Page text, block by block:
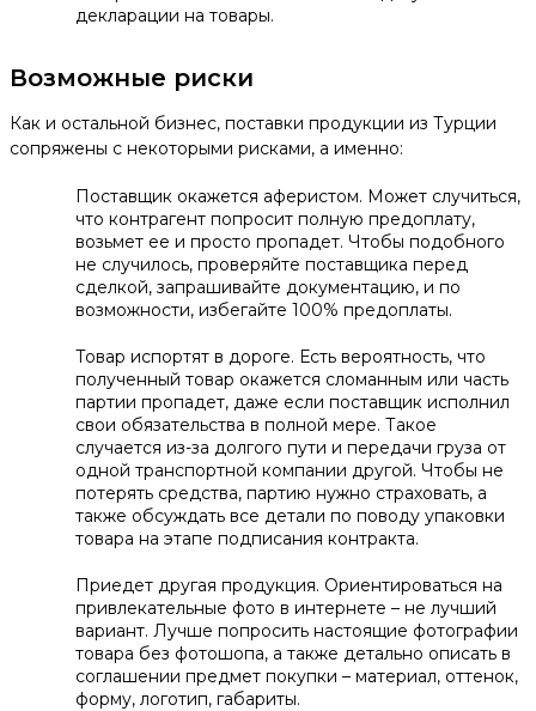
декларации на товары.
Возможные риски
Как и остальной бизнес, поставки продукции из Турции
сопряжены с некоторыми рисками, а именно:
Поставщик окажется аферистом. Может случиться,
что контрагент попросит полную предоплату,
возьмет ее и просто пропадет. Чтобы подобного
не случилось, проверяйте поставщика перед
сделкой, запрашивайте документацию, и по
возможности, избегайте 100% предоплаты.
Товар испортят в дороге. Есть вероятность, что
полученный товар окажется сломанным или часть
партии пропадет, даже если поставщик исполнил
свои обязательства в полной мере. Такое
случается из-за долгого пути и передачи груза от
одной транспортной компании другой. Чтобы не
потерять средства, партию нужно страховать, а
также обсуждать все детали по поводу упаковки
товара на этапе подписания контракта.
Приедет другая продукция. Ориентироваться на
привлекательные фото в интернете – не лучший
вариант. Лучше попросить настоящие фотографии
товара без фотошопа, а также детально описать в
соглашении предмет покупки – материал, оттенок,
форму, логотип, габариты.